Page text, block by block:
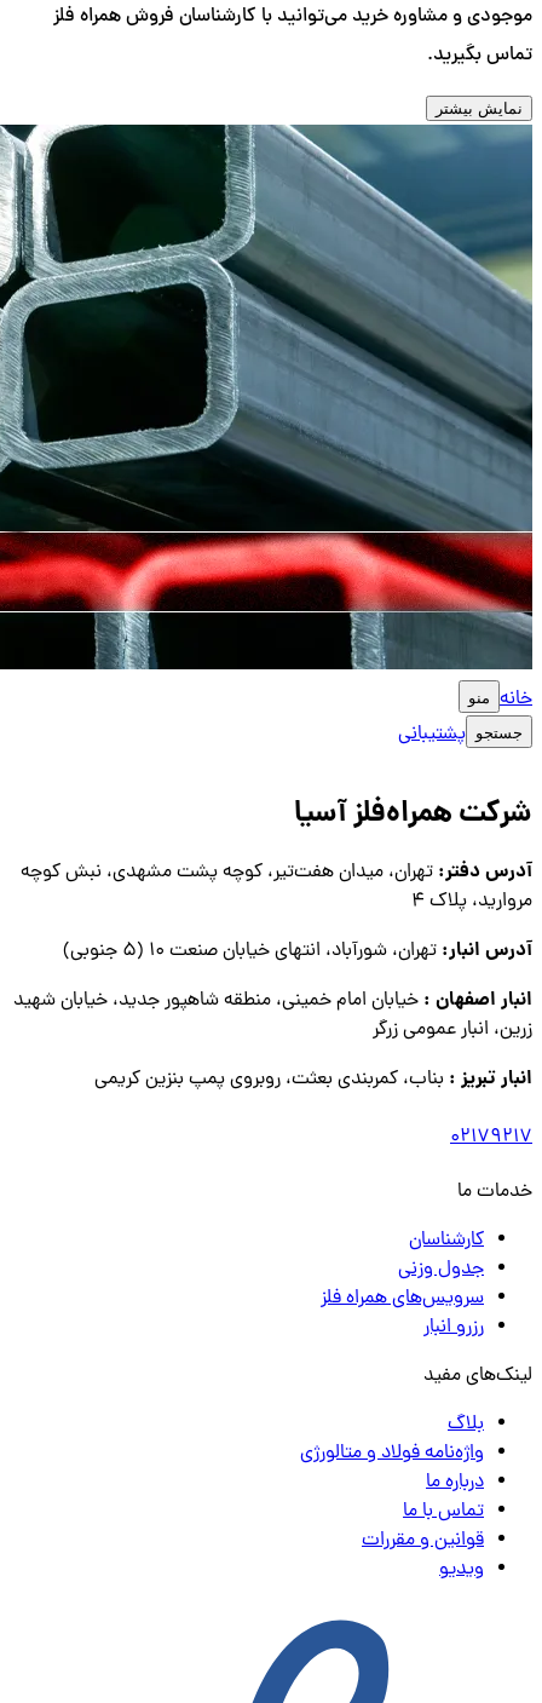
موجودی و مشاوره خرید می‌توانید با کارشناسان فروش همراه فلز
تماس بگیرید.
نمایش بیشتر
خانه منو
جستجو پشتیبانی
شرکت همراه‌فلز آسیا
آدرس دفتر: تهران، میدان هفت‌تیر، کوچه پشت مشهدی، نبش کوچه
مروارید، پلاک ۴
آدرس انبار: تهران، شورآباد، انتهای خیابان صنعت ۱۰ (۵ جنوبی)
انبار اصفهان : خیابان امام خمینی، منطقه شاهپور جدید، خیابان شهید
زرین، انبار عمومی زرگر
انبار تبریز : بناب، کمربندی بعثت، روبروی پمپ بنزین کریمی
02179217
خدمات ما
کارشناسان
جدول وزنی
سرویس‌های همراه فلز
رزرو انبار
لینک‌های مفید
بلاگ
واژه‌نامه فولاد و متالورژی
درباره ما
تماس با ما
قوانین و مقررات
ویدیو